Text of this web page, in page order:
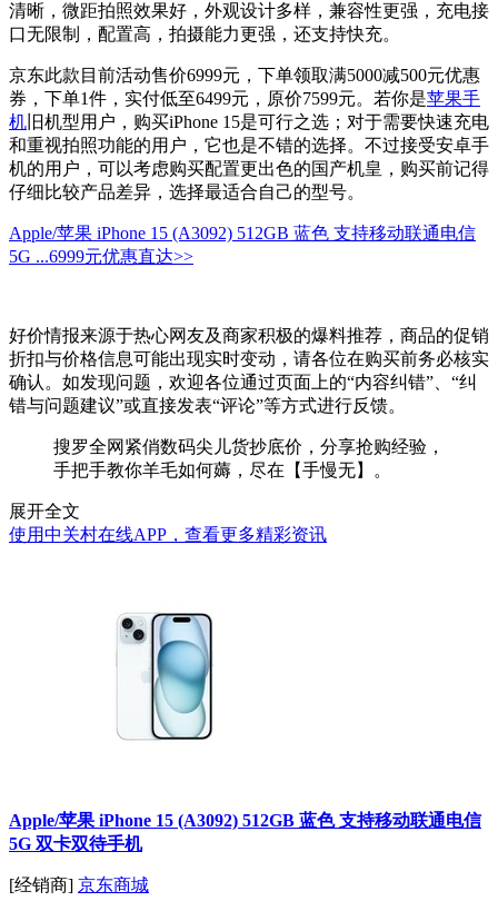
清晰，微距拍照效果好，外观设计多样，兼容性更强，充电接
口无限制，配置高，拍摄能力更强，还支持快充。
京东此款目前活动售价6999元，下单领取满5000减500元优惠
券，下单1件，实付低至6499元，原价7599元。若你是苹果手
机 旧机型用户，购买iPhone 15是可行之选；对于需要快速充电
和重视拍照功能的用户，它也是不错的选择。不过接受安卓手
机的用户，可以考虑购买配置更出色的国产机皇，购买前记得
仔细比较产品差异，选择最适合自己的型号。
Apple/苹果 iPhone 15 (A3092) 512GB 蓝色 支持移动联通电信
5G ...6999元优惠直达>>
好价情报来源于热心网友及商家积极的爆料推荐，商品的促销
折扣与价格信息可能出现实时变动，请各位在购买前务必核实
确认。如发现问题，欢迎各位通过页面上的“内容纠错”、“纠
错与问题建议”或直接发表“评论”等方式进行反馈。
搜罗全网紧俏数码尖儿货抄底价，分享抢购经验，
手把手教你羊毛如何薅，尽在【手慢无】。
展开全文
使用中关村在线APP，查看更多精彩资讯
Apple/苹果 iPhone 15 (A3092) 512GB 蓝色 支持移动联通电信
5G 双卡双待手机
[经销商] 京东商城